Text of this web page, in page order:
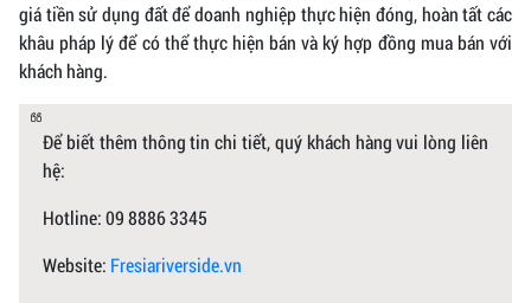
giá tiền sử dụng đất để doanh nghiệp thực hiện đóng, hoàn tất các
khâu pháp lý để có thể thực hiện bán và ký hợp đồng mua bán với
khách hàng.
Để biết thêm thông tin chi tiết, quý khách hàng vui lòng liên
hệ:
Hotline: 09 8886 3345
Website: Fresiariverside.vn